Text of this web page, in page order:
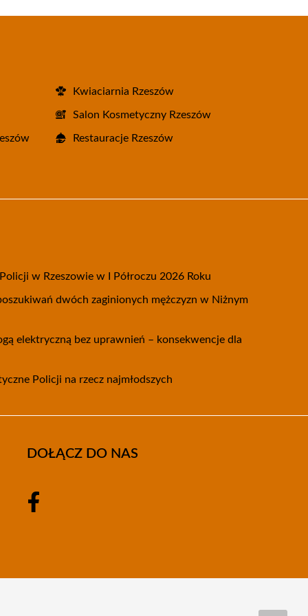
Kwiaciarnia Rzeszów
Salon Kosmetyczny Rzeszów
Restauracje Rzeszów
w Rzeszowie w I Półroczu 2026 Roku
dwóch zaginionych mężczyzn w Niżnym
elektryczną bez uprawnień – konsekwencje dla
Policji na rzecz najmłodszych
DOŁĄCZ DO NAS